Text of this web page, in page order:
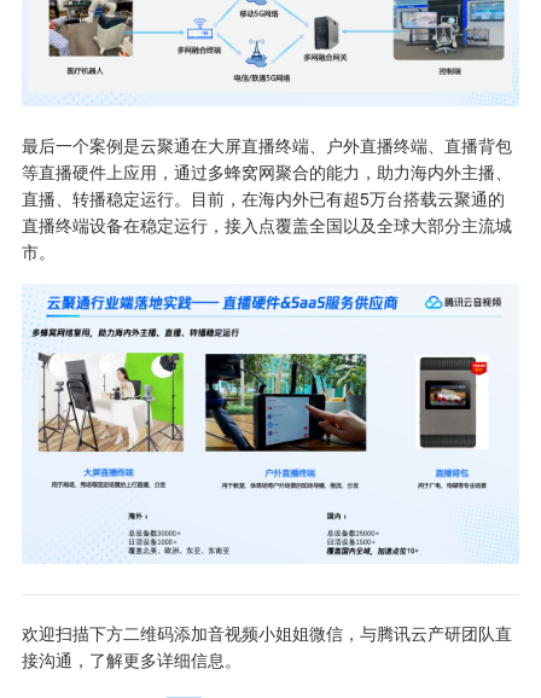
最后一个案例是云聚通在大屏直播终端、户外直播终端、直播背包
等直播硬件上应用，通过多蜂窝网聚合的能力，助力海内外主播、
直播、转播稳定运行。目前，在海内外已有超5万台搭载云聚通的
直播终端设备在稳定运行，接入点覆盖全国以及全球大部分主流城
市。
欢迎扫描下方二维码添加音视频小姐姐微信，与腾讯云产研团队直
接沟通，了解更多详细信息。